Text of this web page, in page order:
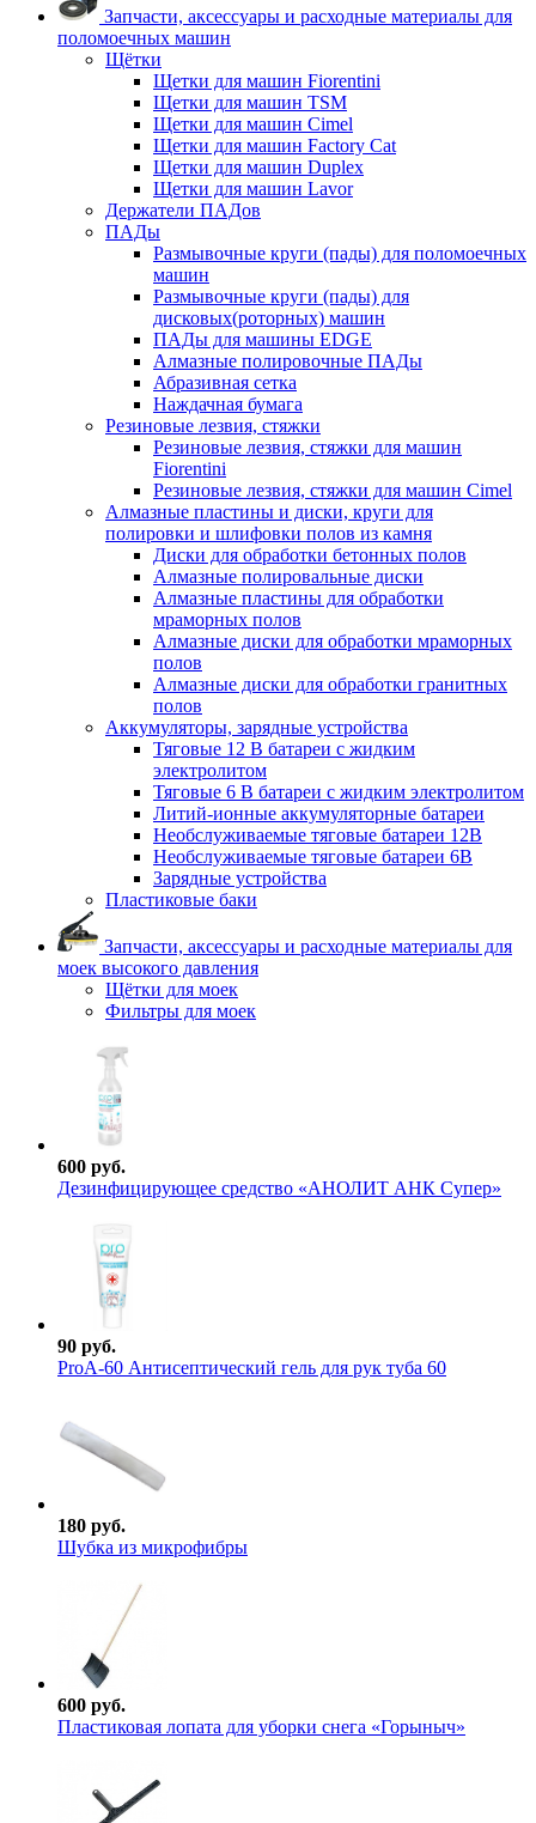
Запчасти, аксессуары и расходные материалы для
поломоечных машин
Щётки
Щетки для машин Fiorentini
Щетки для машин TSM
Щетки для машин Cimel
Щетки для машин Factory Cat
Щетки для машин Duplex
Щетки для машин Lavor
Держатели ПАДов
ПАДы
Размывочные круги (пады) для поломоечных
машин
Размывочные круги (пады) для
дисковых(роторных) машин
ПАДы для машины EDGE
Алмазные полировочные ПАДы
Абразивная сетка
Наждачная бумага
Резиновые лезвия, стяжки
Резиновые лезвия, стяжки для машин
Fiorentini
Резиновые лезвия, стяжки для машин Cimel
Алмазные пластины и диски, круги для
полировки и шлифовки полов из камня
Диски для обработки бетонных полов
Алмазные полировальные диски
Алмазные пластины для обработки
мраморных полов
Алмазные диски для обработки мраморных
полов
Алмазные диски для обработки гранитных
полов
Аккумуляторы, зарядные устройства
Тяговые 12 В батареи с жидким
электролитом
Тяговые 6 В батареи с жидким электролитом
Литий-ионные аккумуляторные батареи
Необслуживаемые тяговые батареи 12В
Необслуживаемые тяговые батареи 6В
Зарядные устройства
Пластиковые баки
Запчасти, аксессуары и расходные материалы для
моек высокого давления
Щётки для моек
Фильтры для моек
600 руб.
Дезинфицирующее средство «АНОЛИТ АНК Супер»
90 руб.
ProА-60 Антисептический гель для рук туба 60
180 руб.
Шубка из микрофибры
600 руб.
Пластиковая лопата для уборки снега «Горыныч»